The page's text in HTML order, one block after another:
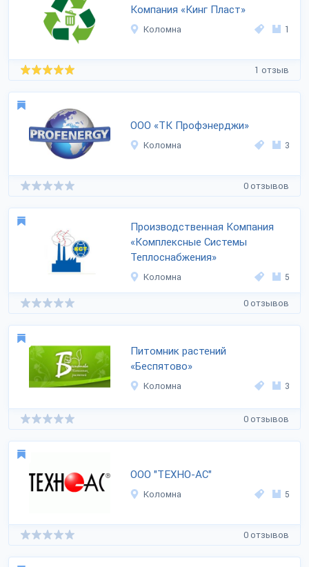
Компания «Кинг Пласт»
Коломна 1
1 отзыв
ООО «ТК Профэнерджи»
Коломна 3
0 отзывов
Производственная Компания
«Комплексные Системы
Теплоснабжения»
Коломна 5
0 отзывов
Питомник растений
«Беспятово»
Коломна 3
0 отзывов
ООО "ТЕХНО-АС"
Коломна 5
0 отзывов